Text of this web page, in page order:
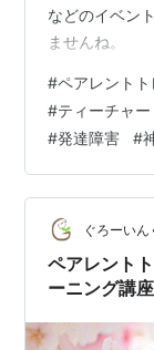
などのイベン
ませんね。
#ペアレント
#ティーチャ
#発達障害 #
ぐろーいん
ペアレント
ーニング講